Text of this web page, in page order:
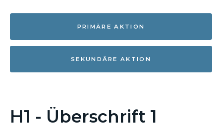
PRIMÄRE AKTION
SEKUNDÄRE AKTION
H1 - Überschrift 1